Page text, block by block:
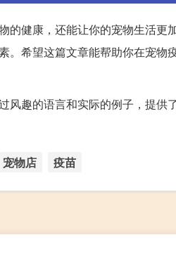
健康，还能让你的宠物生活更
希望这篇文章能帮助你在宠物
趣的语言和实际的例子，提供
宠物店 疫苗